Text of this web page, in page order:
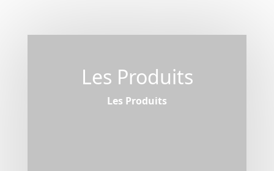
Les Produits
Les Produits